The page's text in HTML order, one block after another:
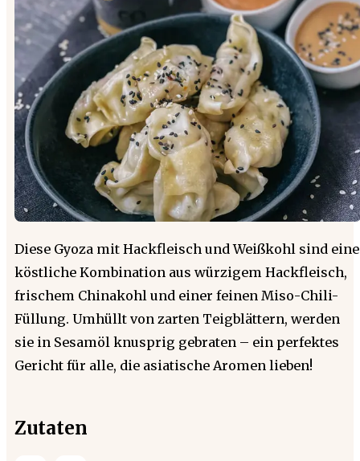
Diese Gyoza mit Hackfleisch und Weißkohl sind eine
köstliche Kombination aus würzigem Hackfleisch,
frischem Chinakohl und einer feinen Miso-Chili-
Füllung. Umhüllt von zarten Teigblättern, werden
sie in Sesamöl knusprig gebraten – ein perfektes
Gericht für alle, die asiatische Aromen lieben!
Zutaten